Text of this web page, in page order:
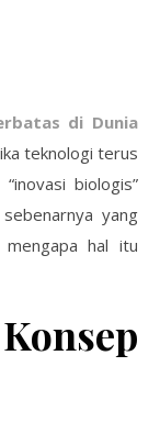
di Dunia
teknologi terus
biologis”
yang
hal itu